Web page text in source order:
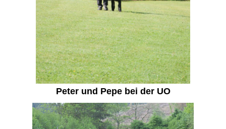
Peter und Pepe bei der UO